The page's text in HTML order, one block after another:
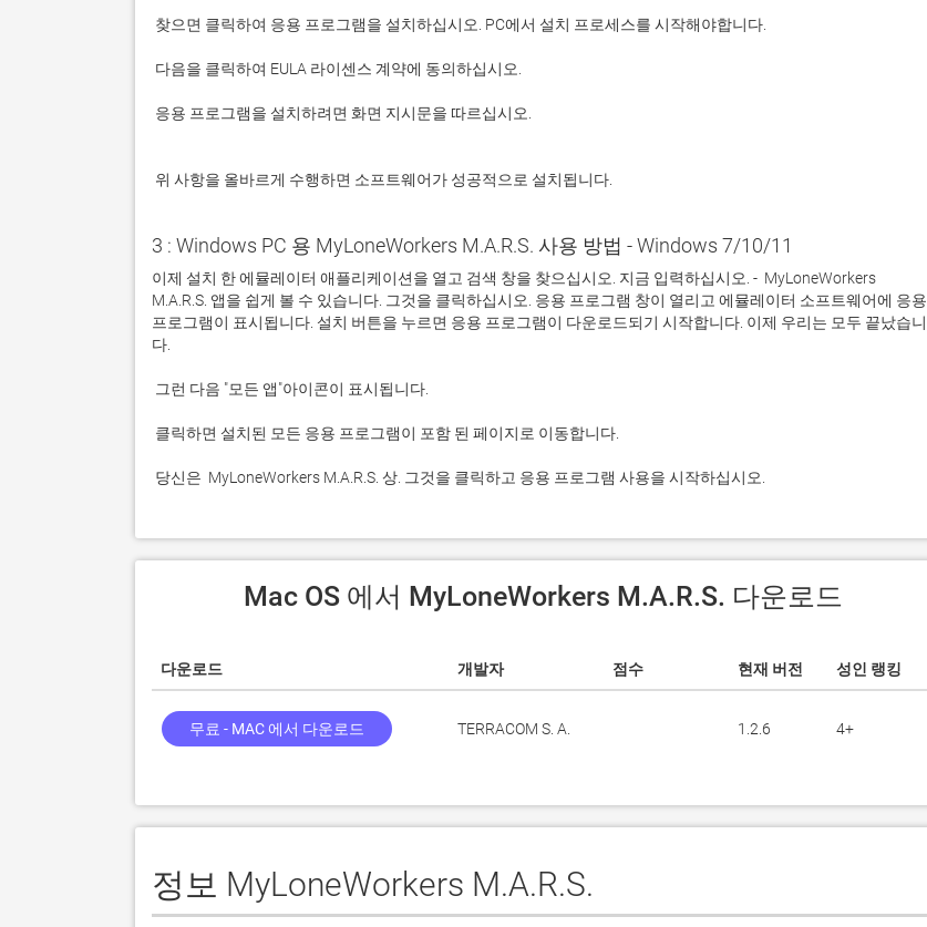
위 사항을 올바르게 수행하면 소프트웨어가 성공적으로 설치됩니다.
3 : Windows PC 용 MyLoneWorkers M.A.R.S. 사용 방법 - Windows 7/10/11
이제 설치 한 에뮬레이터 애플리케이션을 열고 검색 창을 찾으십시오. 지금 입력하십시오. -  MyLoneWorkers
M.A.R.S. 앱을 쉽게 볼 수 있습니다. 그것을 클릭하십시오. 응용 프로그램 창이 열리고 에뮬레이터 소프트웨어에 응용
프로그램이 표시됩니다. 설치 버튼을 누르면 응용 프로그램이 다운로드되기 시작합니다. 이제 우리는 모두 끝났습니
당신은  MyLoneWorkers M.A.R.S. 상. 그것을 클릭하고 응용 프로그램 사용을 시작하십시오.
Mac OS 에서 MyLoneWorkers M.A.R.S. 다운로드
다운로드 개발자 점수 현재 버전 성인 랭킹
무료 - MAC 에서 다운로드 TERRACOM S. A. 1.2.6 4+
정보 MyLoneWorkers M.A.R.S.